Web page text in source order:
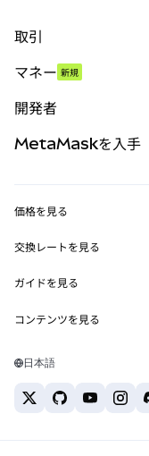
取引
パーペチュアル
RWA
マネー 新規
開発者
MetaMask Connect
Snaps
Web3サービス
MetaMaskを入手
セキュリティ
サポート
キャリア
お問い合わせ
価格を見る
イーサリアムの価格
Solanaの価格
Tetherの価格
交換レートを見る
ETH→USD
USDT→INR
BTC→INR
ETH→USDT
ガイドを見る
ETHの購入
USDTの購入
コンテンツを見る
Solanaウォレット
日本語